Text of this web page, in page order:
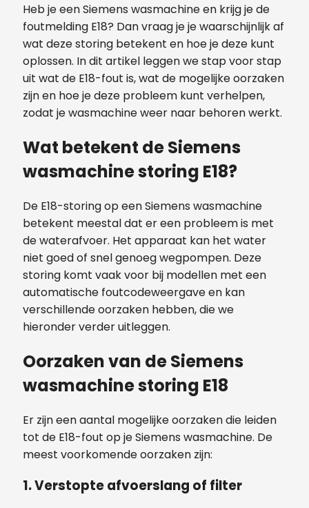
Heb je een Siemens wasmachine en krijg je de
foutmelding E18? Dan vraag je je waarschijnlijk af
wat deze storing betekent en hoe je deze kunt
oplossen. In dit artikel leggen we stap voor stap
uit wat de E18-fout is, wat de mogelijke oorzaken
zijn en hoe je deze probleem kunt verhelpen,
zodat je wasmachine weer naar behoren werkt.
Wat betekent de Siemens
wasmachine storing E18?
De E18-storing op een Siemens wasmachine
betekent meestal dat er een probleem is met
de waterafvoer. Het apparaat kan het water
niet goed of snel genoeg wegpompen. Deze
storing komt vaak voor bij modellen met een
automatische foutcodeweergave en kan
verschillende oorzaken hebben, die we
hieronder verder uitleggen.
Oorzaken van de Siemens
wasmachine storing E18
Er zijn een aantal mogelijke oorzaken die leiden
tot de E18-fout op je Siemens wasmachine. De
meest voorkomende oorzaken zijn:
1. Verstopte afvoerslang of filter